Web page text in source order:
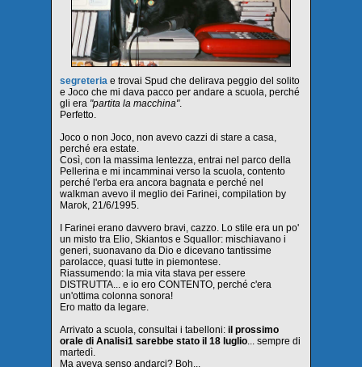
segreteria e trovai Spud che delirava peggio del solito
e Joco che mi dava pacco per andare a scuola, perché
gli era "partita la macchina".
Perfetto.
Joco o non Joco, non avevo cazzi di stare a casa,
perché era estate.
Così, con la massima lentezza, entrai nel parco della
Pellerina e mi incamminai verso la scuola, contento
perché l'erba era ancora bagnata e perché nel
walkman avevo il meglio dei Farinei, compilation by
Marok, 21/6/1995.
I Farinei erano davvero bravi, cazzo. Lo stile era un po'
un misto tra Elio, Skiantos e Squallor: mischiavano i
generi, suonavano da Dio e dicevano tantissime
parolacce, quasi tutte in piemontese.
Riassumendo: la mia vita stava per essere
DISTRUTTA... e io ero CONTENTO, perché c'era
un'ottima colonna sonora!
Ero matto da legare.
Arrivato a scuola, consultai i tabelloni: il prossimo
orale di Analisi1 sarebbe stato il 18 luglio... sempre di
martedì.
Ma aveva senso andarci? Boh...